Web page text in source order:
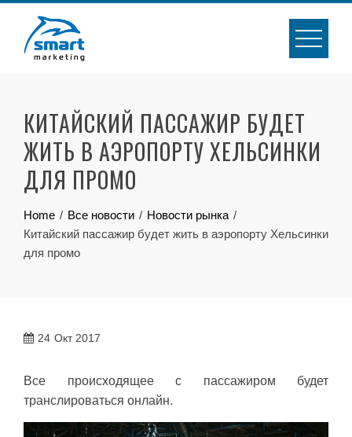
content
КИТАЙСКИЙ ПАССАЖИР БУДЕТ
ЖИТЬ В АЭРОПОРТУ ХЕЛЬСИНКИ
ДЛЯ ПРОМО
Home Все новости
Новости рынка
Китайский пассажир будет жить в аэропорту Хельсинки
для промо
24 Окт 2017
Все происходящее с пассажиром будет
транслироваться онлайн.